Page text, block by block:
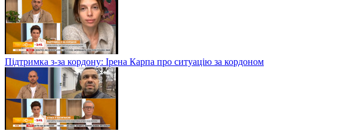
Підтримка з-за кордону: Ірена Карпа про ситуацію за кордоном